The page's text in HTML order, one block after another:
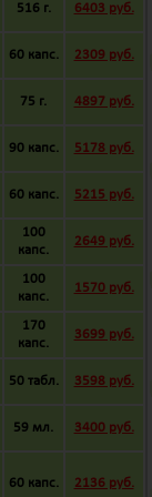
516 г. 6403 руб.
60 капс. 2309 руб.
75 г. 4897 руб.
90 капс. 5178 руб.
60 капс. 5215 руб.
100
капс.
2649 руб.
100
капс.
1570 руб.
170
капс.
3699 руб.
50 табл. 3598 руб.
59 мл. 3400 руб.
60 капс. 2136 руб.